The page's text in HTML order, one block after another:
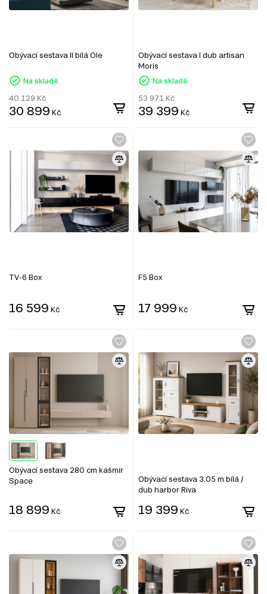
Obývací sestava II bílá Ole
Na skladě
40 129 Kč
30 899 Kč
Obývací sestava I dub artisan
Moris
Na skladě
53 971 Kč
39 399 Kč
TV-6 Box
16 599 Kč
F5 Box
17 999 Kč
Obývací sestava 280 cm kašmír
Space
18 899 Kč
Obývací sestava 3.05 m bílá /
dub harbor Riva
19 399 Kč